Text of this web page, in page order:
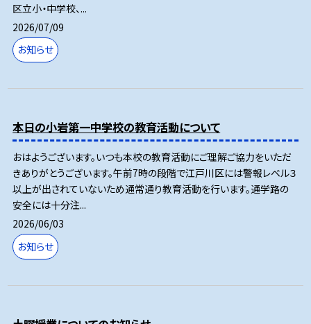
区立小・中学校、...
2026/07/09
お知らせ
本日の小岩第一中学校の教育活動について
おはようございます。いつも本校の教育活動にご理解ご協力をいただ
きありがとうございます。午前7時の段階で江戸川区には警報レベル３
以上が出されていないため通常通り教育活動を行います。通学路の
安全には十分注...
2026/06/03
お知らせ